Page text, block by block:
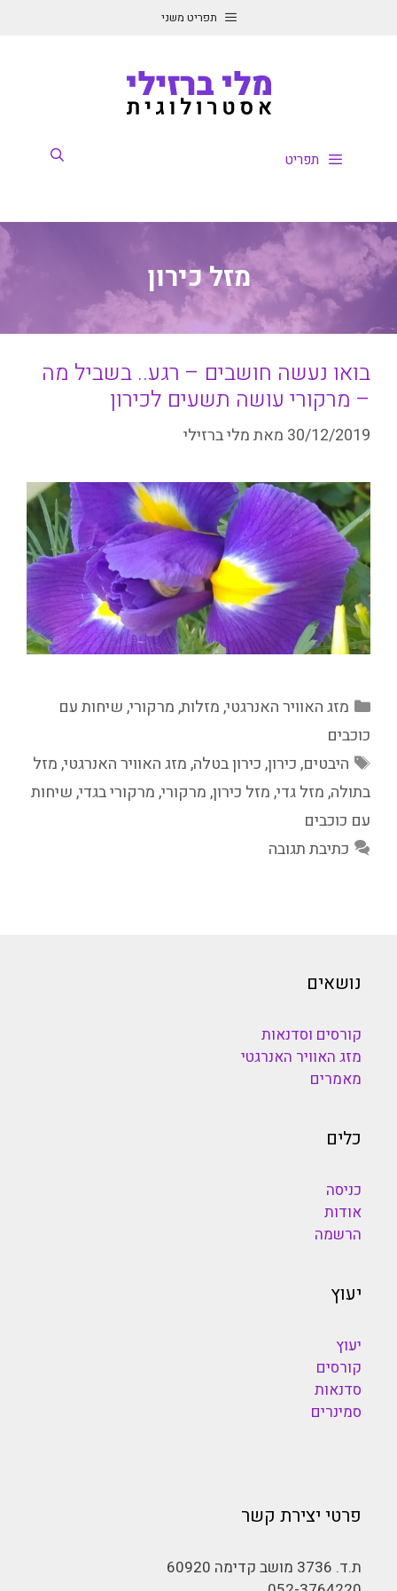
תפריט משני
תפריט
מזל כירון
בואו נעשה חושבים – רגע.. בשביל מה
– מרקורי עושה תשעים לכירון
30/12/2019 מאתמלי ברזילי
קטגוריות
מזג האוויר האנרגטי,מזלות,מרקורי,שיחות עם
כוכבים
תגיות
היבטים,כירון,כירון בטלה,מזג האוויר האנרגטי,מזל
בתולה,מזל גדי,מזל כירון,מרקורי,מרקורי בגדי,שיחות
עם כוכבים
כתיבת תגובה
נושאים
קורסים וסדנאות
מזג האוויר האנרגטי
מאמרים
כלים
כניסה
אודות
הרשמה
יעוץ
יעוץ
קורסים
סדנאות
סמינרים
פרטי יצירת קשר
ת.ד. 3736 מושב קדימה 60920